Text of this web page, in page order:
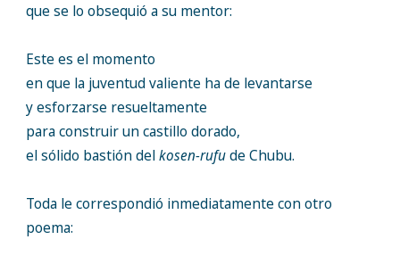
que se lo obsequió a su mentor:
Este es el momento
en que la juventud valiente ha de levantarse
y esforzarse resueltamente
para construir un castillo dorado,
el sólido bastión delkosen-rufude Chubu.
Toda le correspondió inmediatamente con otro
poema: